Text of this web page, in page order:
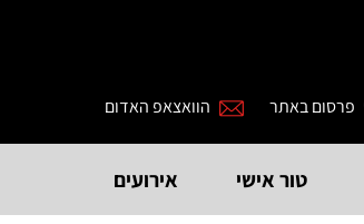
פרסום באתר הוואצאפ האדום
טור אישי אירועים